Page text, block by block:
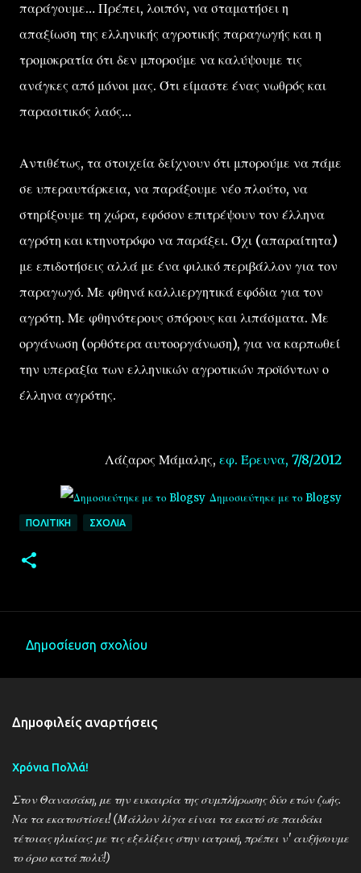
παράγουμε… Πρέπει, λοιπόν, να σταματήσει η
απαξίωση της ελληνικής αγροτικής παραγωγής και η
τρομοκρατία ότι δεν μπορούμε να καλύψουμε τις
ανάγκες από μόνοι μας. Ότι είμαστε ένας νωθρός και
παρασιτικός λαός…
Αντιθέτως, τα στοιχεία δείχνουν ότι μπορούμε να πάμε
σε υπεραυτάρκεια, να παράξουμε νέο πλούτο, να
στηρίξουμε τη χώρα, εφόσον επιτρέψουν τον έλληνα
αγρότη και κτηνοτρόφο να παράξει. Όχι (απαραίτητα)
με επιδοτήσεις αλλά με ένα φιλικό περιβάλλον για τον
παραγωγό. Με φθηνά καλλιεργητικά εφόδια για τον
αγρότη. Με φθηνότερους σπόρους και λιπάσματα. Με
οργάνωση (ορθότερα αυτοοργάνωση), για να καρπωθεί
την υπεραξία των ελληνικών αγροτικών προϊόντων ο
έλληνα αγρότης.
Λάζαρος Μάμαλης, εφ. Έρευνα, 7/8/2012
Δημοσιεύτηκε με το Blogsy
ΠΟΛΙΤΙΚΉ ΣΧΌΛΙΑ
λ
α
Δημοσίευση σχολίου
Δημοφιλείς αναρτήσεις
Χρόνια Πολλά!
Στον Θανασάκη, με την ευκαιρία της συμπλήρωσης δύο ετών ζωής.
Να τα εκατοστίσει! (Μάλλον λίγα είναι τα εκατό σε παιδάκι
τέτοιας ηλικίας: με τις εξελίξεις στην ιατρική, πρέπει ν' αυξήσουμε
το όριο κατά πολύ!)